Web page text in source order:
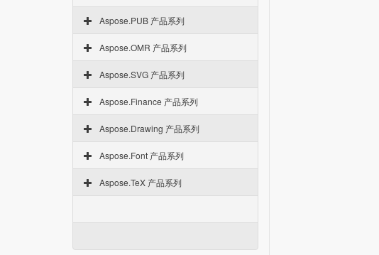
Aspose.PUB 产品系列
Aspose.OMR 产品系列
Aspose.SVG 产品系列
Aspose.Finance 产品系列
Aspose.Drawing 产品系列
Aspose.Font 产品系列
Aspose.TeX 产品系列